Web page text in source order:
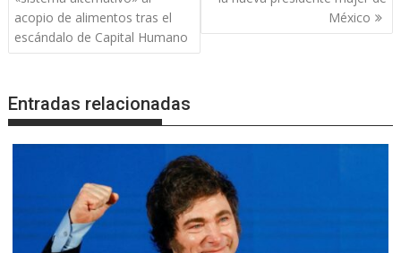
entradas
acopio de alimentos tras el
escándalo de Capital Humano
México
Entradas relacionadas